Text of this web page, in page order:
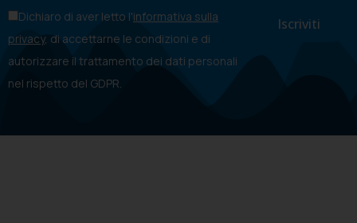
Dichiaro di aver letto l'informativa sulla
privacy, di accettarne le condizioni e di
autorizzare il trattamento dei dati personali
nel rispetto del GDPR.